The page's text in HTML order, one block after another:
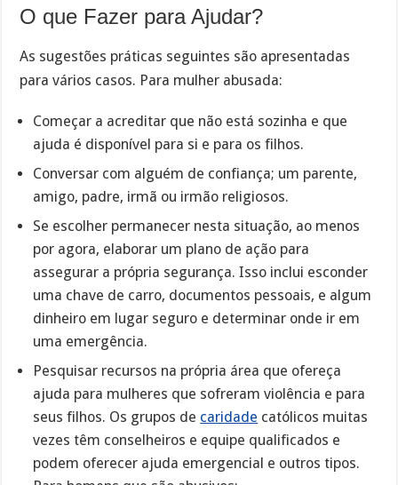
O que Fazer para Ajudar?
As sugestões práticas seguintes são apresentadas
para vários casos. Para mulher abusada:
Começar a acreditar que não está sozinha e que
ajuda é disponível para si e para os filhos.
Conversar com alguém de confiança; um parente,
amigo, padre, irmã ou irmão religiosos.
Se escolher permanecer nesta situação, ao menos
por agora, elaborar um plano de ação para
assegurar a própria segurança. Isso inclui esconder
uma chave de carro, documentos pessoais, e algum
dinheiro em lugar seguro e determinar onde ir em
uma emergência.
Pesquisar recursos na própria área que ofereça
ajuda para mulheres que sofreram violência e para
seus filhos. Os grupos de caridade católicos muitas
vezes têm conselheiros e equipe qualificados e
podem oferecer ajuda emergencial e outros tipos.